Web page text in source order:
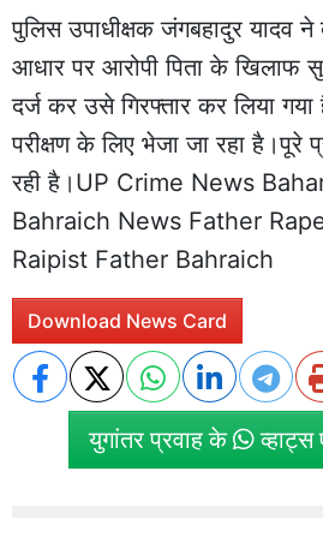
पुलिस उपाधीक्षक जंगबहादुर यादव ने
आधार पर आरोपी पिता के खिलाफ
दर्ज कर उसे गिरफ्तार कर लिया
परीक्षण के लिए भेजा जा रहा
रही है।UP Crime News
Bahraich News Father
Raipist Father Bahraich
Download News Card
युगांतर प्रवाह के